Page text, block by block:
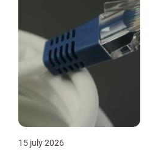
15 july 2026